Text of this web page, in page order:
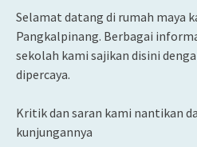
Selamat datang di rumah maya
Pangkalpinang. Berbagai
sekolah kami sajikan disini
dipercaya.
Kritik dan saran kami nantikan
kunjungannya